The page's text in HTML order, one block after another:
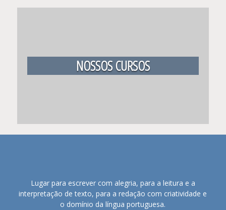
NOSSOS CURSOS
Lugar para escrever com alegria, para a leitura e a
interpretação de texto, para a redação com criatividade e
o domínio da língua portuguesa.